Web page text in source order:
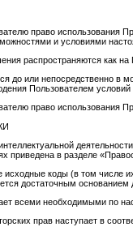
право использования
и условиями
распространяются как
до или непосредственно в
Пользователем
право использования
приведена в разделе
коды (в том числе
достаточным
всеми необходимыми по
прав наступает в